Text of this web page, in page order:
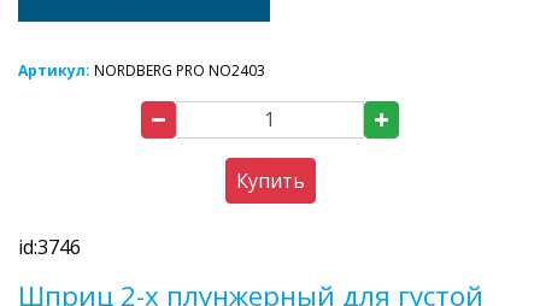
Артикул: NORDBERG PRO NO2403
Купить
id:3746
Шприц 2-х плунжерный для густой